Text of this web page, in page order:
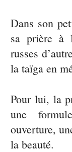
Dans son
sa prière à
russes
la taïga en
Pour lui, la
une
ouverture,
la beauté.